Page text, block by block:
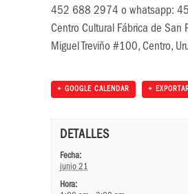
452 688 2974 o whatsapp:
Centro Cultural Fábrica de San
Miguel Treviño #100, Centro,
+ GOOGLE CALENDAR +
DETALLES
Fecha:
junio 21
Hora: